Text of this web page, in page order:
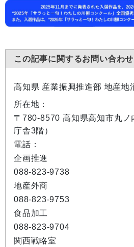
この記事に関するお問い合わせ
高知県 産業振興推進部 地産地
所在地：
〒780-8570 高知県高知市丸ノ
庁舎3階）
電話：
企画推進
088-823-9738
地産外商
088-823-9753
食品加工
088-823-9704
関西戦略室